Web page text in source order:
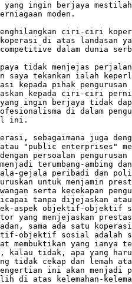
ingin berjaya mestilah
moden.
ciri-ciri
di atas landasan
dalam dunia
tidak menjejas
tekankan ialah
kepada pihak
kepada ciri-ciri
yang ingin berjaya tidak
di dalam
ini.
sebagaimana juga
atau "public enterprises"
persoalan pengurusan
terumbang-ambing
gejala peribadi dan
untuk menjamin
serta kecekapan
tanpa dijejaskan atau
aspek objektif-objektif
yang menjejaskan
sama ada satu
objektif sosial adalah
membuktikan yang ianya
kalau tidak, apa yang
tidak cekap dan lemah
ini akan menjadi
di atas kelemahan-